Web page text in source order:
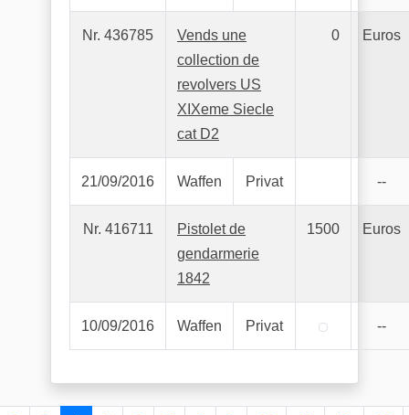
Nr. 436785
Vends une
collection de
revolvers US
XIXeme Siecle
cat D2
0 Euros
21/09/2016 Waffen Privat --
Nr. 416711
Pistolet de
gendarmerie
1842
1500 Euros
10/09/2016 Waffen Privat --